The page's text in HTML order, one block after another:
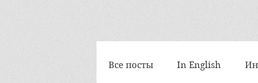
Все посты In English